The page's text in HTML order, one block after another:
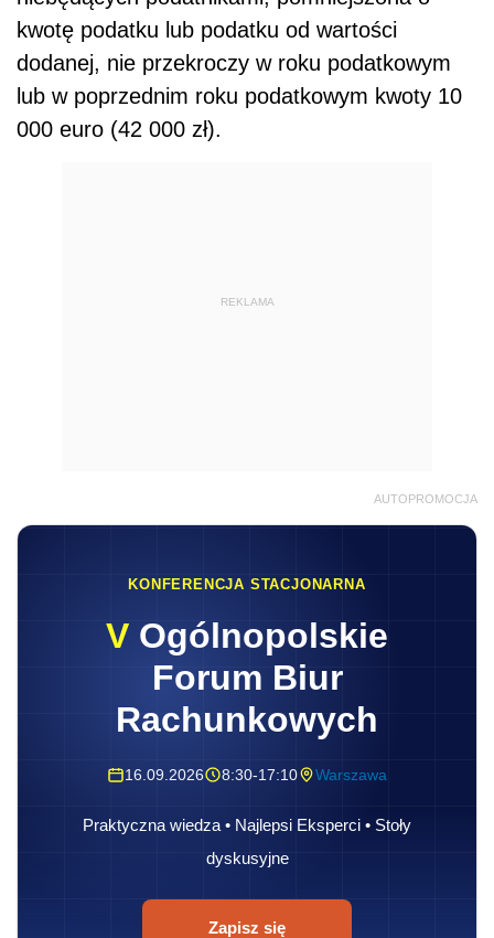
kwotę podatku lub podatku od wartości
dodanej, nie przekroczy w roku podatkowym
lub w poprzednim roku podatkowym kwoty 10
000 euro (42 000 zł).
REKLAMA
AUTOPROMOCJA
KONFERENCJA STACJONARNA
V Ogólnopolskie
Forum Biur
Rachunkowych
16.09.2026 8:30-17:10 Warszawa
Praktyczna wiedza • Najlepsi Eksperci • Stoły
dyskusyjne
Zapisz się